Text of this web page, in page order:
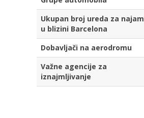
Ukupan broj ureda za najam
u blizini Barcelona
Dobavljači na aerodromu
Važne agencije za
iznajmljivanje